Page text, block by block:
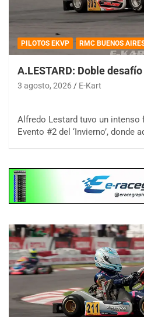
PILOTOS EKVP RMC BUENOS
A.LESTARD: Doble
3 agosto, 2026 E-Kart
Alfredo Lestard tuvo un intenso
Evento #2 del ‘Invierno’, donde